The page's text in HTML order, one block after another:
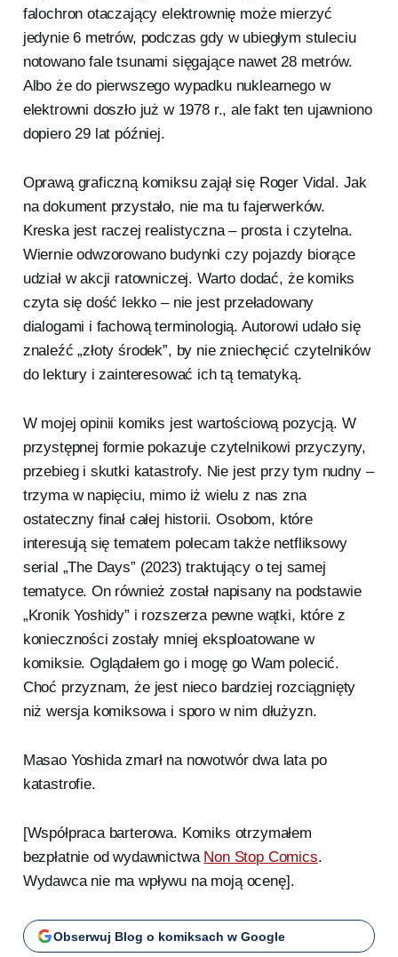
falochron otaczający elektrownię może mierzyć
jedynie 6 metrów, podczas gdy w ubiegłym stuleciu
notowano fale tsunami sięgające nawet 28 metrów.
Albo że do pierwszego wypadku nuklearnego w
elektrowni doszło już w 1978 r., ale fakt ten ujawniono
dopiero 29 lat później.
Oprawą graficzną komiksu zajął się Roger Vidal. Jak
na dokument przystało, nie ma tu fajerwerków.
Kreska jest raczej realistyczna – prosta i czytelna.
Wiernie odwzorowano budynki czy pojazdy biorące
udział w akcji ratowniczej. Warto dodać, że komiks
czyta się dość lekko – nie jest przeładowany
dialogami i fachową terminologią. Autorowi udało się
znaleźć „złoty środek”, by nie zniechęcić czytelników
do lektury i zainteresować ich tą tematyką.
W mojej opinii komiks jest wartościową pozycją. W
przystępnej formie pokazuje czytelnikowi przyczyny,
przebieg i skutki katastrofy. Nie jest przy tym nudny –
trzyma w napięciu, mimo iż wielu z nas zna
ostateczny finał całej historii. Osobom, które
interesują się tematem polecam także netfliksowy
serial „The Days” (2023) traktujący o tej samej
tematyce. On również został napisany na podstawie
„Kronik Yoshidy” i rozszerza pewne wątki, które z
konieczności zostały mniej eksploatowane w
komiksie. Oglądałem go i mogę go Wam polecić.
Choć przyznam, że jest nieco bardziej rozciągnięty
niż wersja komiksowa i sporo w nim dłużyzn.
Masao Yoshida zmarł na nowotwór dwa lata po
katastrofie.
[Współpraca barterowa. Komiks otrzymałem
bezpłatnie od wydawnictwa Non Stop Comics.
Wydawca nie ma wpływu na moją ocenę].
Obserwuj Blog o komiksach w Google